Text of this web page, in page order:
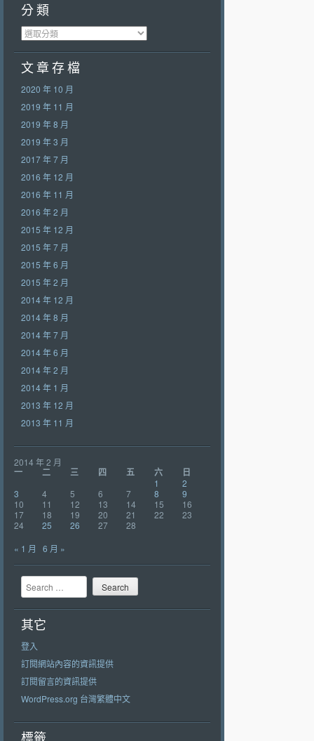
分 類
分 類
文 章 存 檔
2020 年 10 月
2019 年 11 月
2019 年 8 月
2019 年 3 月
2017 年 7 月
2016 年 12 月
2016 年 11 月
2016 年 2 月
2015 年 12 月
2015 年 7 月
2015 年 6 月
2015 年 2 月
2014 年 12 月
2014 年 8 月
2014 年 7 月
2014 年 6 月
2014 年 2 月
2014 年 1 月
2013 年 12 月
2013 年 11 月
2014 年 2 月
一 二 三 四 五 六 日
1
2
3
4 5 6 7 8
9
10
11 12 13 14 15
16
17
18 19 20 21 22
23
24
25 26 27
28
« 1 月
6 月 »
Search
其它
登入
訂閱網站內容的資訊提供
訂閱留言的資訊提供
WordPress.org 台灣繁體中文
標籤